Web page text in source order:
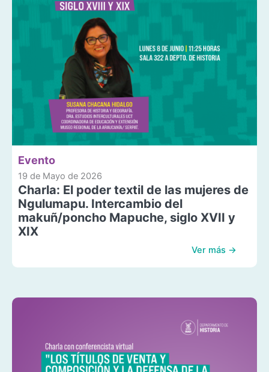
Evento
19 de Mayo de 2026
Charla: El poder textil de las mujeres de
Ngulumapu. Intercambio del
makuñ/poncho Mapuche, siglo XVII y
XIX
Ver más →